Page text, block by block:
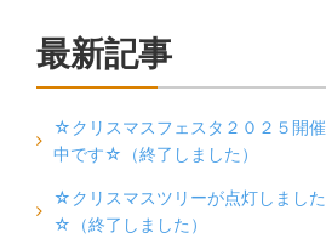
最新記事
☆クリスマスフェスタ２０２５開催
中です☆（終了しました）
☆クリスマスツリーが点灯しました
☆（終了しました）